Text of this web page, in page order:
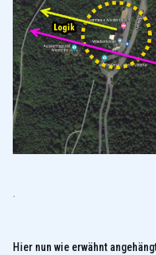
.
Hier nun wie erwähnt